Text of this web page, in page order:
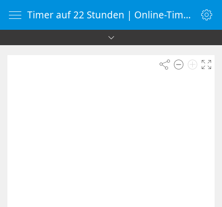
Timer auf 22 Stunden | Online-Timer | Countdown